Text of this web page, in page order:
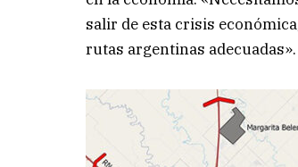
salir de esta crisis
rutas argentinas adecuadas».